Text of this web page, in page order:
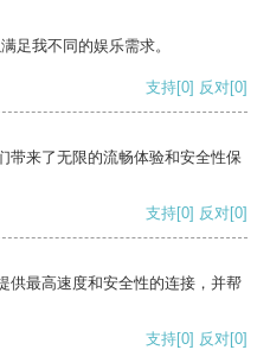
足我不同的娱乐需求。
支持[0] 反对[0]
带来了无限的流畅体验和安全性保
支持[0] 反对[0]
供最高速度和安全性的连接，并帮
支持[0] 反对[0]